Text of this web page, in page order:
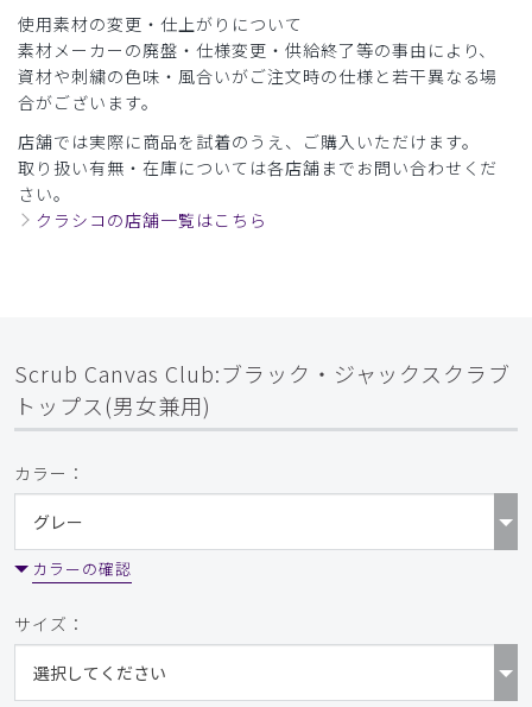
使用素材の変更・仕上がりについて
素材メーカーの廃盤・仕様変更・供給終了等の事由により、
資材や刺繍の色味・風合いがご注文時の仕様と若干異なる場
合がございます。
店舗では実際に商品を試着のうえ、ご購入いただけます。
取り扱い有無・在庫については各店舗までお問い合わせくだ
さい。
クラシコの店舗一覧はこちら
Scrub Canvas Club:ブラック・ジャックスクラブ
トップス(男女兼用)
カラー：
カラーの確認
サイズ：